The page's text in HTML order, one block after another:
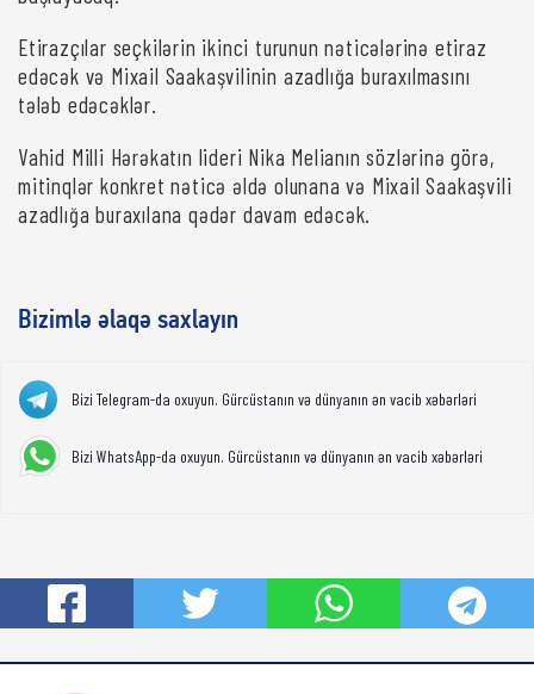
Etirazçılar seçkilərin ikinci turunun nəticələrinə etiraz
edəcək və Mixail Saakaşvilinin azadlığa buraxılmasını
tələb edəcəklər.
Vahid Milli Hərəkatın lideri Nika Melianın sözlərinə görə,
mitinqlər konkret nəticə əldə olunana və Mixail Saakaşvili
azadlığa buraxılana qədər davam edəcək.
Bizimlə əlaqə saxlayın
Bizi Telegram-da oxuyun. Gürcüstanın və dünyanın ən vacib xəbərləri
Bizi WhatsApp-da oxuyun. Gürcüstanın və dünyanın ən vacib xəbərləri